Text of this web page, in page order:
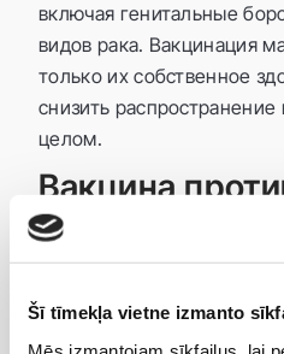
Šī tīmekļa vietne izmanto
включая генитальные
видов рака. Вакцинация
только их собственное
снизить
целом.
Вакцина
взрослых
В определённых
лечит уже существующую